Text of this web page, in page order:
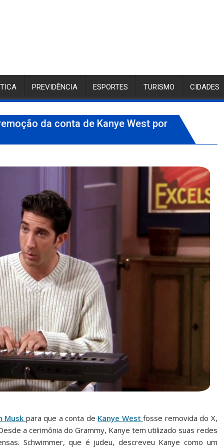
PREVIDÊNCIA ESPORTES TURISMO CIDADES
da conta de Kanye West por
Musk para que a conta de Kanye West fosse removida do X,
a cerimônia do Grammy, Kanye tem utilizado suas redes
Schwimmer, que é judeu, descreveu Kanye como um